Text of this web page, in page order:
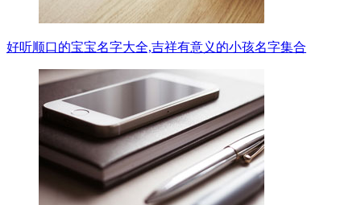
好听顺口的宝宝名字大全,吉祥有意义的小孩名字集合